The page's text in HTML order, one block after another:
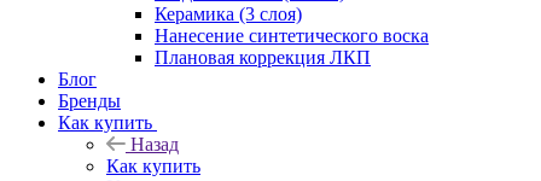
Керамика (3 слоя)
Нанесение синтетического воска
Плановая коррекция ЛКП
Блог
Бренды
Как купить
Назад
Как купить